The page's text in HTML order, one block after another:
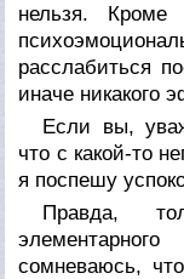
нельзя. Кроме
расслабиться
иначе никакого
Если вы,
что с какой-то
я поспешу
Правда,
сомневаюсь,